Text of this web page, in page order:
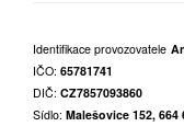
Identifikace provozovatele
IČO: 65781741
DIČ: CZ7857093860
Sídlo: Malešovice 152, 664